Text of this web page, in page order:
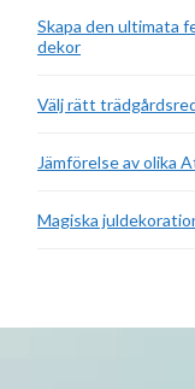
Skapa den ultimata
dekor
Välj rätt
Jämförelse av olika
Magiska